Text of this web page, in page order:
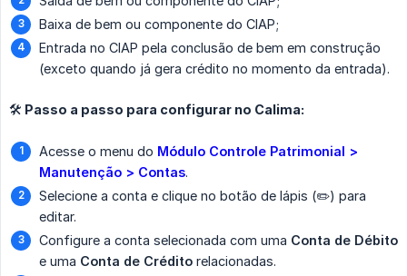
Baixa de bem ou componente do CIAP;
Entrada no CIAP pela conclusão de bem em construção
(exceto quando já gera crédito no momento da entrada).
🛠 Passo a passo para configurar no Calima:
Acesse o menu do Módulo Controle Patrimonial >
Manutenção > Contas.
Selecione a conta e clique no botão de lápis (✏️) para
editar.
Configure a conta selecionada com uma Conta de Débito
e uma Conta de Crédito relacionadas.